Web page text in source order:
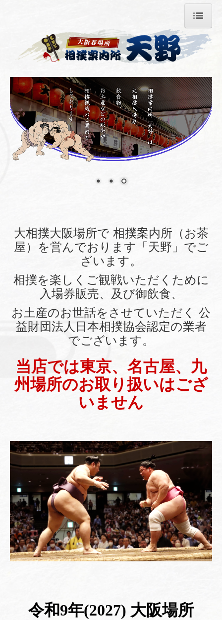
お弁当・お土産
団体様へのご案内
会場へのアクセス
ご観戦ガイド
相撲案内所 天野について
お座席の種類と料金
大相撲大阪場所で 相撲案内所（お茶
屋）を営んでおります「天野」でご
ざいます。
相撲を楽しくご観戦いただくために
入場券販売、及び御飲食、
お土産のお世話をさせていただく 公
益財団法人日本相撲協会認定の業者
でございます。
当店では東京、名古屋、九
州場所のお取り扱いはござ
いません
令和9年(2027) 大阪場所